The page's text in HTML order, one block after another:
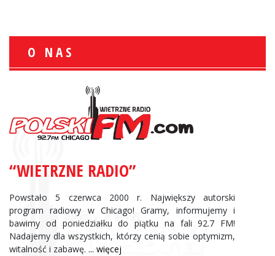
O NAS
“WIETRZNE RADIO”
Powstało 5 czerwca 2000 r. Największy autorski
program radiowy w Chicago! Gramy, informujemy i
bawimy od poniedziałku do piątku na fali 92.7 FM!
Nadajemy dla wszystkich, którzy cenią sobie optymizm,
witalność i zabawę. ... więcej